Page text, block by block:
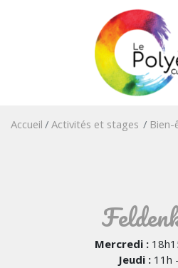
au
Accueil Activités et stages
Mercredi :
Jeudi : 11h